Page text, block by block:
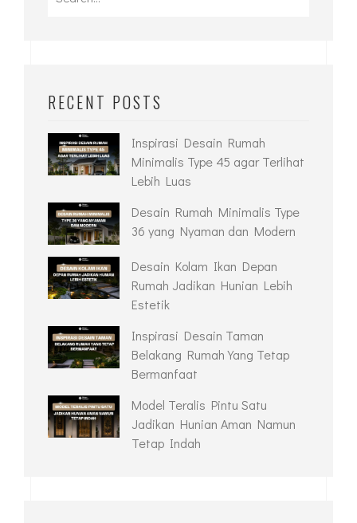
RECENT POSTS
Inspirasi Desain Rumah
Minimalis Type 45 agar Terlihat
Lebih Luas
Desain Rumah Minimalis Type
36 yang Nyaman dan Modern
Desain Kolam Ikan Depan
Rumah Jadikan Hunian Lebih
Estetik
Inspirasi Desain Taman
Belakang Rumah Yang Tetap
Bermanfaat
Model Teralis Pintu Satu
Jadikan Hunian Aman Namun
Tetap Indah